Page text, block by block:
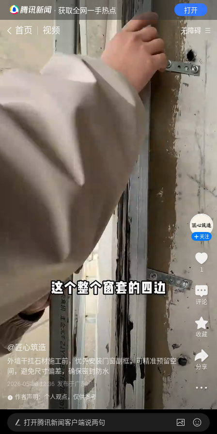
· 获取全网一手热点 打开
首页 视频 无障碍
@匠心筑造
外墙干挂石材施工前，优先安装门窗副框，可精准预留空
间，避免尺寸偏差，确保密封防水
2026-05-08 12:36 发布于广东
作者声明：个人观点，仅供参考
关注
1
评论
收藏
分享
打开腾讯新闻客户端说两句